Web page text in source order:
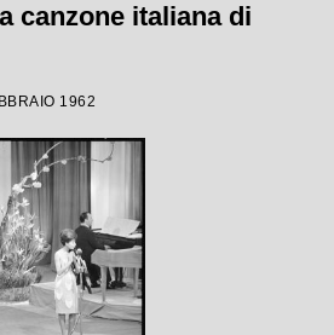
canzone italiana di
1962